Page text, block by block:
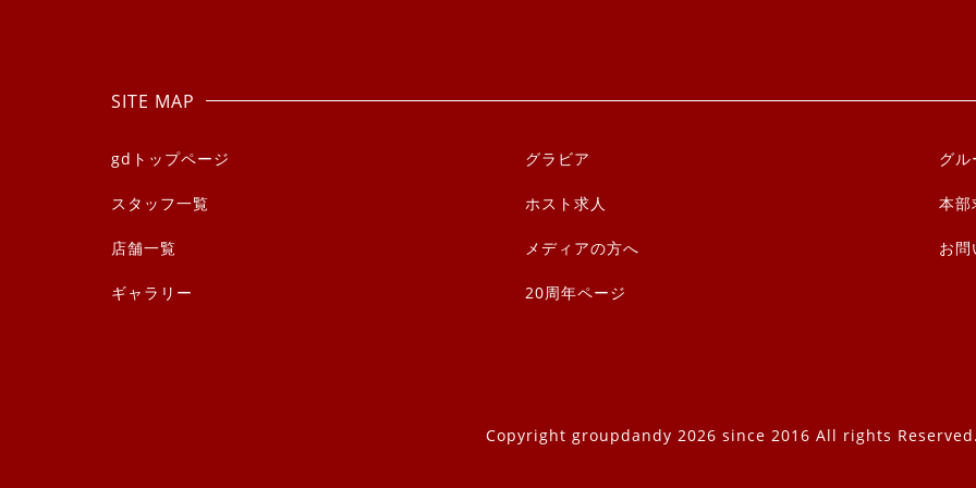
SITE MAP
gdトップページ グラビア グル
スタッフ一覧 ホスト求人 本部
店舗一覧 メディアの方へ お問
ギャラリー 20周年ページ
Copyright groupdandy 2026 since 2016 All rights Reserved.